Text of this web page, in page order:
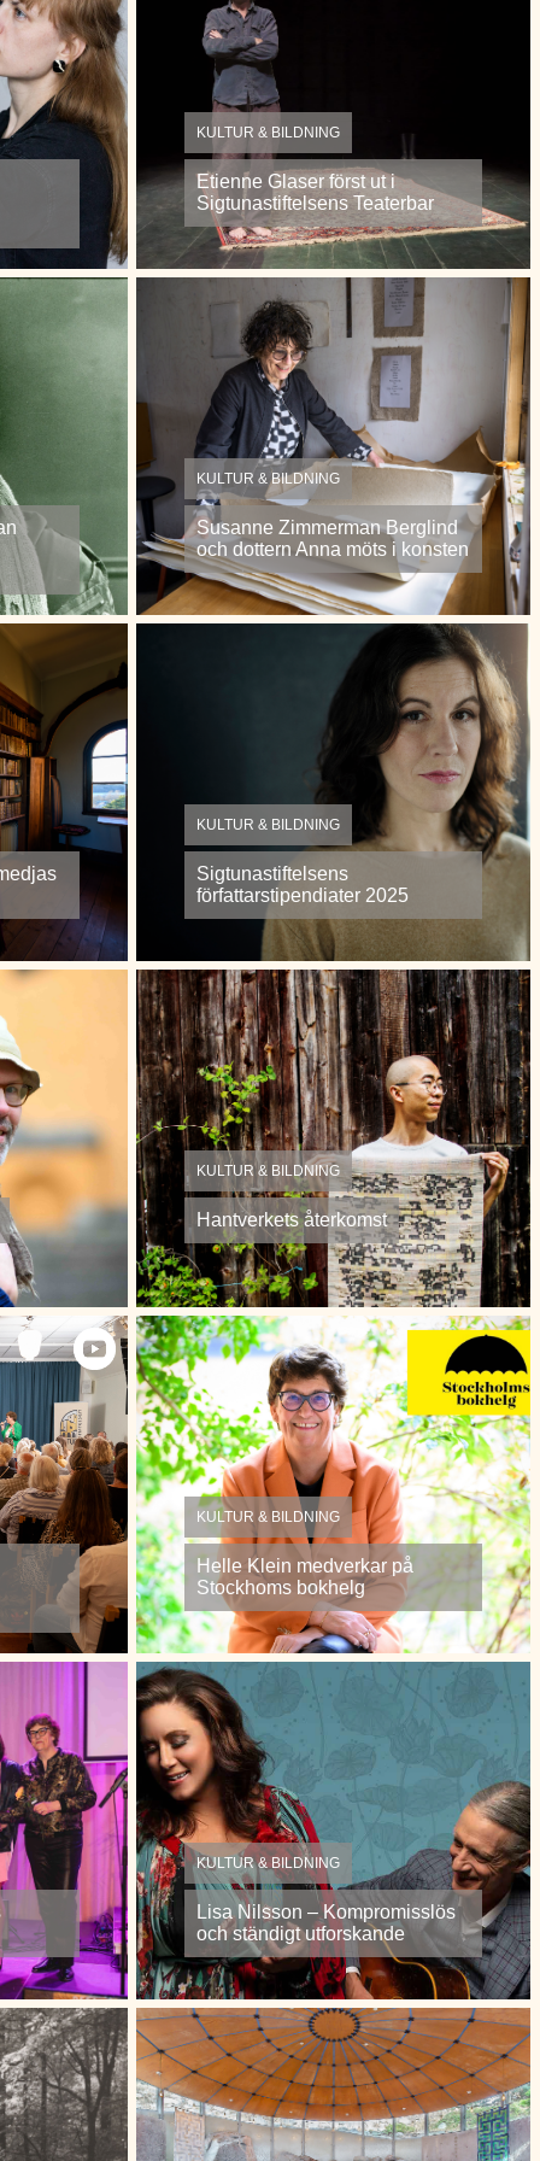
KULTUR & BILDNING
Etienne Glaser först ut i
Sigtunastiftelsens Teaterbar
KULTUR & BILDNING
Susanne Zimmerman Berglind
och dottern Anna möts i konsten
KULTUR & BILDNING
Sigtunastiftelsens
författarstipendiater 2025
KULTUR & BILDNING
Hantverkets återkomst
KULTUR & BILDNING
Helle Klein medverkar på
Stockhoms bokhelg
KULTUR & BILDNING
Lisa Nilsson – Kompromisslös
och ständigt utforskande